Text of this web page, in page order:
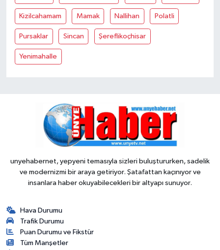
Kizilcahamam Mamak Nallihan Polatli
Pursaklar Sincan Şereflikoçhisar
Yenimahalle
unyehabernet, yepyeni temasıyla sizleri buluştururken, sadelik
ve modernizmi bir araya getiriyor. Şatafattan kaçınıyor ve
insanlara haber okuyabilecekleri bir altyapı sunuyor.
Hava Durumu
Trafik Durumu
Puan Durumu ve Fikstür
Tüm Manşetler